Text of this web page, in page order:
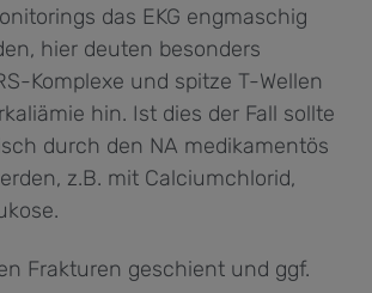
das EKG engmaschig
hier deuten besonders
Komplexe und spitze T-Wellen
hin. Ist dies der Fall sollte
durch den NA medikamentös
z.B. mit Calciumchlorid,
Frakturen geschient und ggf.